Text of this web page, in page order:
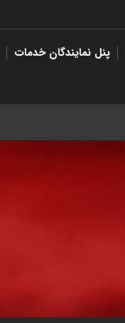
پنل نمایندگان خدمات